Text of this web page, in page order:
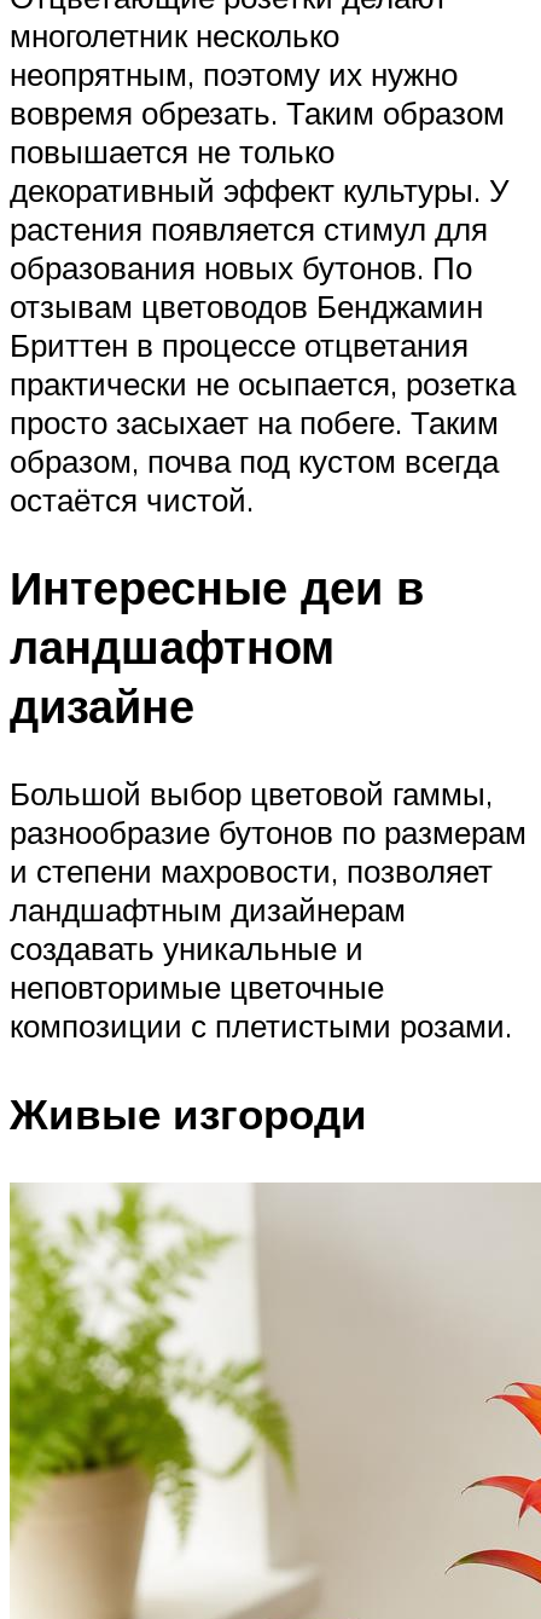
многолетник несколько
неопрятным, поэтому их нужно
вовремя обрезать. Таким образом
повышается не только
декоративный эффект культуры. У
растения появляется стимул для
образования новых бутонов. По
отзывам цветоводов Бенджамин
Бриттен в процессе отцветания
практически не осыпается, розетка
просто засыхает на побеге. Таким
образом, почва под кустом всегда
остаётся чистой.
Интересные деи в
ландшафтном
дизайне
Большой выбор цветовой гаммы,
разнообразие бутонов по размерам
и степени махровости, позволяет
ландшафтным дизайнерам
создавать уникальные и
неповторимые цветочные
композиции с плетистыми розами.
Живые изгороди